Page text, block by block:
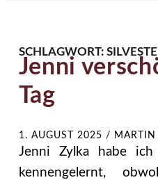
SCHLAGWORT:
Jenni
Tag
1. AUGUST 2025 / MARTIN
Jenni Zylka habe
kennengelernt,